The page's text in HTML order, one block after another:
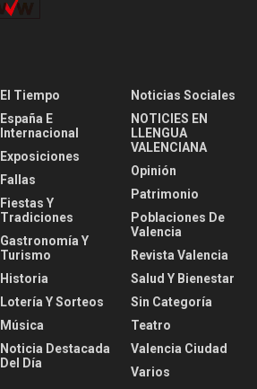
El Tiempo
España E
Internacional
Exposiciones
Fallas
Fiestas Y
Tradiciones
Gastronomía Y
Turismo
Historia
Lotería Y Sorteos
Música
Noticia Destacada
Del Día
Noticias Sociales
NOTICIES EN
LLENGUA
VALENCIANA
Opinión
Patrimonio
Poblaciones De
Valencia
Revista Valencia
Salud Y Bienestar
Sin Categoría
Teatro
Valencia Ciudad
Varios